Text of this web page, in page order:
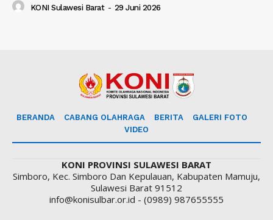
KONI Sulawesi Barat - 29 Juni 2026
BERANDA CABANG OLAHRAGA BERITA
GALERI FOTO
VIDEO
KONI PROVINSI SULAWESI BARAT
Simboro, Kec. Simboro Dan Kepulauan, Kabupaten Mamuju,
Sulawesi Barat 91512
info@konisulbar.or.id - (0989) 987655555